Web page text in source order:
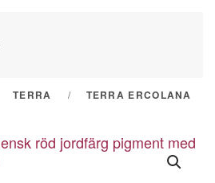
TERRA TERRA ERCOLANA